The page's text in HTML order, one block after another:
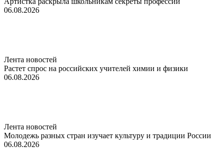
06.08.2026
Лента новостей
Растет спрос на российских учителей химии и физики
06.08.2026
Лента новостей
Молодежь разных стран изучает культуру и традиции России
06.08.2026